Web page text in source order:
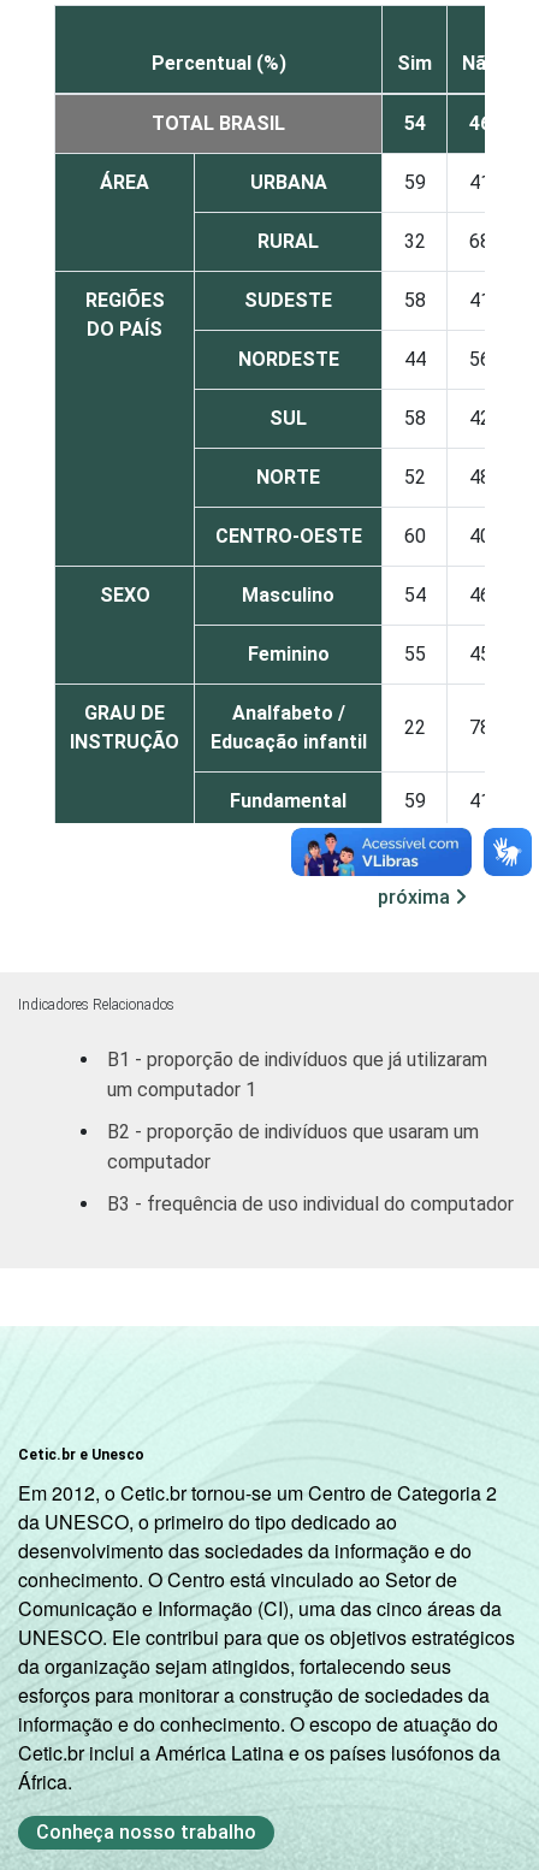
Percentual (%) Sim Não
TOTAL BRASIL 54 46
ÁREA URBANA 59 41
RURAL 32 68
REGIÕES
DO PAÍS
SUDESTE 58 41
NORDESTE 44 56
SUL 58 42
NORTE 52 48
CENTRO-OESTE 60 40
SEXO Masculino 54 46
Feminino 55 45
GRAU DE
INSTRUÇÃO
Analfabeto /
Educação infantil
22 78
Fundamental 59 41
Médio 76
ETÁRIA
De 25 a 34 anos
De 45 a 59 anos 28 72
3 SM - 5 SM
5 SM - 10 SM 15
10 SM ou + 16
CLASSE
SOCIAL
A 93 7
16
42
próxima
Indicadores Relacionados
B1 - proporção de indivíduos que já utilizaram
um computador 1
B2 - proporção de indivíduos que usaram um
computador
B3 - frequência de uso individual do computador
Cetic.br e Unesco
Em 2012, o Cetic.br tornou-se um Centro de Categoria 2
da UNESCO, o primeiro do tipo dedicado ao
desenvolvimento das sociedades da informação e do
conhecimento. O Centro está vinculado ao Setor de
Comunicação e Informação (CI), uma das cinco áreas da
UNESCO. Ele contribui para que os objetivos estratégicos
da organização sejam atingidos, fortalecendo seus
esforços para monitorar a construção de sociedades da
informação e do conhecimento. O escopo de atuação do
Cetic.br inclui a América Latina e os países lusófonos da
África.
Conheça nosso trabalho